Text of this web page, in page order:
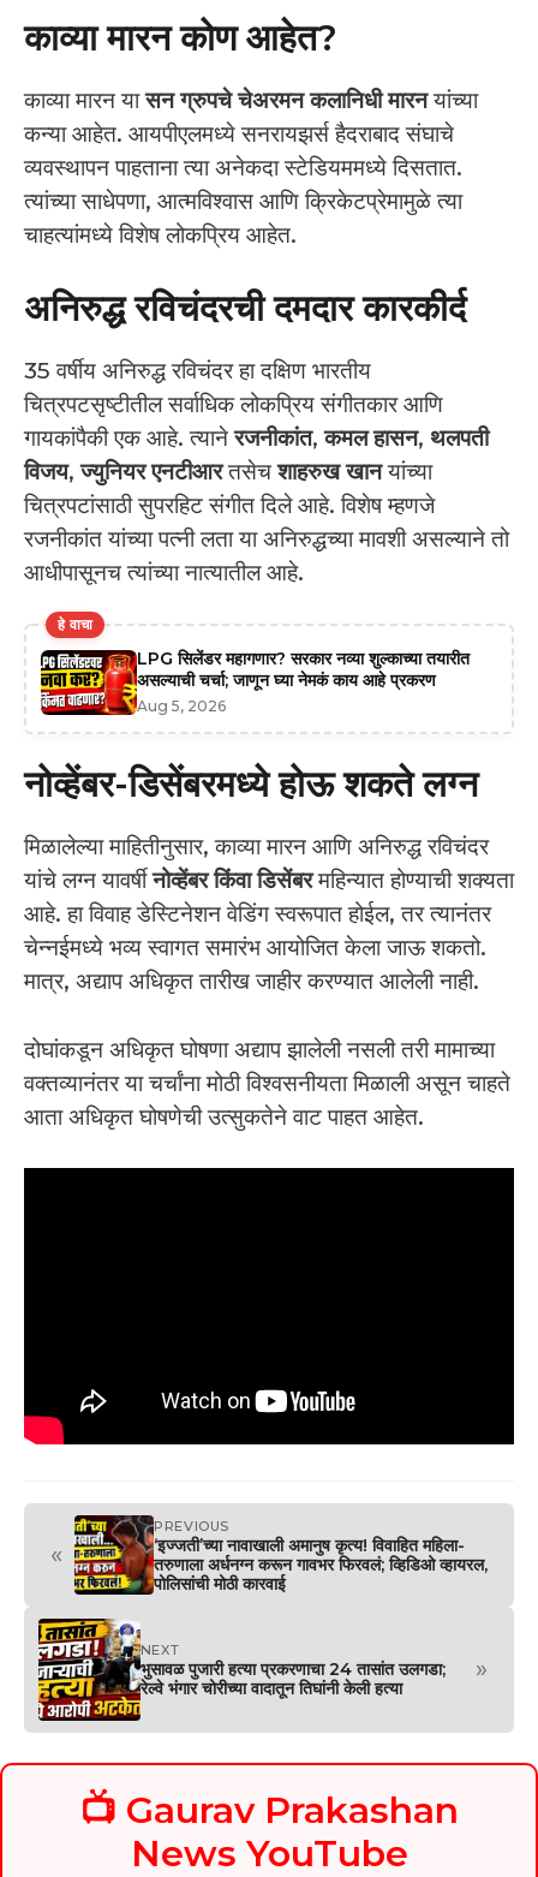
काव्या मारन कोण आहेत?
काव्या मारन यासन ग्रुपचे चेअरमन कलानिधी मारनयांच्या
कन्या आहेत. आयपीएलमध्ये सनरायझर्स हैदराबाद संघाचे
व्यवस्थापन पाहताना त्या अनेकदा स्टेडियममध्ये दिसतात.
त्यांच्या साधेपणा, आत्मविश्वास आणि क्रिकेटप्रेमामुळे त्या
चाहत्यांमध्ये विशेष लोकप्रिय आहेत.
अनिरुद्ध रविचंदरची दमदार कारकीर्द
35 वर्षीय अनिरुद्ध रविचंदर हा दक्षिण भारतीय
चित्रपटसृष्टीतील सर्वाधिक लोकप्रिय संगीतकार आणि
गायकांपैकी एक आहे. त्यानेरजनीकांत,कमल हासन, थलपती
विजय,ज्युनियर एनटीआरतसेचशाहरुख खानयांच्या
चित्रपटांसाठी सुपरहिट संगीत दिले आहे. विशेष म्हणजे
रजनीकांत यांच्या पत्नी लता या अनिरुद्धच्या मावशी असल्याने तो
आधीपासूनच त्यांच्या नात्यातील आहे.
हे वाचा
LPG सिलेंडर महागणार? सरकार नव्या शुल्काच्या तयारीत
असल्याची चर्चा; जाणून घ्या नेमकं काय आहे प्रकरण
Aug 5, 2026
नोव्हेंबर-डिसेंबरमध्ये होऊ शकते लग्न
मिळालेल्या माहितीनुसार, काव्या मारन आणि अनिरुद्ध रविचंदर
यांचे लग्न यावर्षीनोव्हेंबर किंवा डिसेंबरमहिन्यात होण्याची शक्यता
आहे. हा विवाह डेस्टिनेशन वेडिंग स्वरूपात होईल, तर त्यानंतर
चेन्नईमध्ये भव्य स्वागत समारंभ आयोजित केला जाऊ शकतो.
मात्र, अद्याप अधिकृत तारीख जाहीर करण्यात आलेली नाही.
दोघांकडून अधिकृत घोषणा अद्याप झालेली नसली तरी मामाच्या
वक्तव्यानंतर या चर्चांना मोठी विश्वसनीयता मिळाली असून चाहते
आता अधिकृत घोषणेची उत्सुकतेने वाट पाहत आहेत.
«
PREVIOUS
‘इज्जती’च्या नावाखाली अमानुष कृत्य! विवाहित महिला-
तरुणाला अर्धनग्न करून गावभर फिरवलं; व्हिडिओ व्हायरल,
पोलिसांची मोठी कारवाई
NEXT
भुसावळ पुजारी हत्या प्रकरणाचा 24 तासांत उलगडा;
रेल्वे भंगार चोरीच्या वादातून तिघांनी केली हत्या
»
📺 Gaurav Prakashan
News YouTube